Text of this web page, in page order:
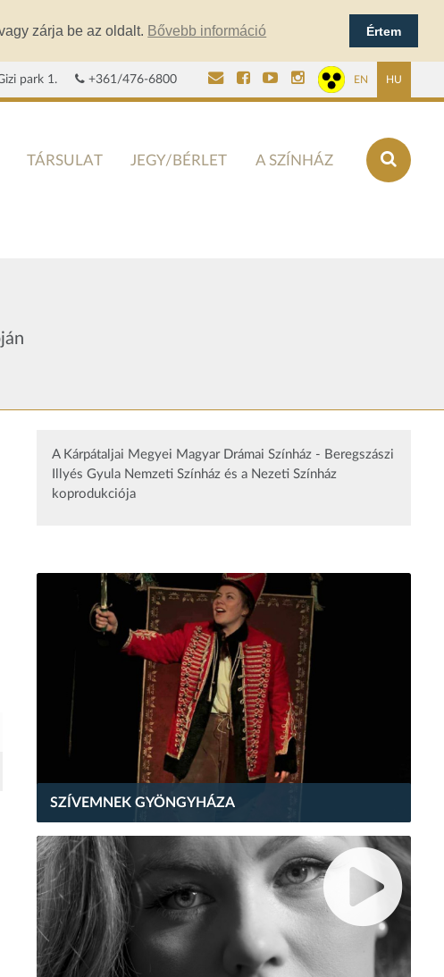
zárja be az oldalt. Bővebb információ Értem
park 1. +361/476-6800 EN HU
TÁRSULAT JEGY/BÉRLET A SZÍNHÁZ
A Kárpátaljai Megyei Magyar Drámai Színház - Beregszászi
Illyés Gyula Nemzeti Színház és a Nezeti Színház
koprodukciója
SZÍVEMNEK GYÖNGYHÁZA